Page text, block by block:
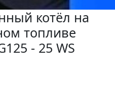
котёл на
топливе
- 25 WS